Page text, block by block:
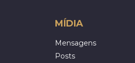
MÍDIA
Mensagens
Posts